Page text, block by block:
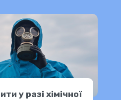
у разі хімічної